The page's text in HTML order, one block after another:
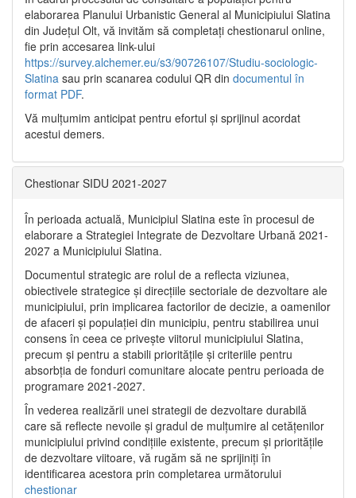
elaborarea Planului Urbanistic General al Municipiului Slatina
din Județul Olt, vă invităm să completați chestionarul online,
fie prin accesarea link-ului
https://survey.alchemer.eu/s3/90726107/Studiu-sociologic-
Slatina sau prin scanarea codului QR din documentul în
format PDF.
Vă mulţumim anticipat pentru efortul şi sprijinul acordat
acestui demers.
Chestionar SIDU 2021-2027
În perioada actuală, Municipiul Slatina este în procesul de
elaborare a Strategiei Integrate de Dezvoltare Urbană 2021‐
2027 a Municipiului Slatina.
Documentul strategic are rolul de a reflecta viziunea,
obiectivele strategice și direcțiile sectoriale de dezvoltare ale
municipiului, prin implicarea factorilor de decizie, a oamenilor
de afaceri și populației din municipiu, pentru stabilirea unui
consens în ceea ce privește viitorul municipiului Slatina,
precum și pentru a stabili prioritățile și criteriile pentru
absorbția de fonduri comunitare alocate pentru perioada de
programare 2021-2027.
În vederea realizării unei strategii de dezvoltare durabilă
care să reflecte nevoile și gradul de mulțumire al cetățenilor
municipiului privind condițiile existente, precum și prioritățile
de dezvoltare viitoare, vă rugăm să ne sprijiniți în
identificarea acestora prin completarea următorului
chestionar